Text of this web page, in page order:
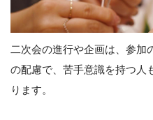
二次会の進行や企画は、参加
の配慮で、苦手意識を持つ人
ります。